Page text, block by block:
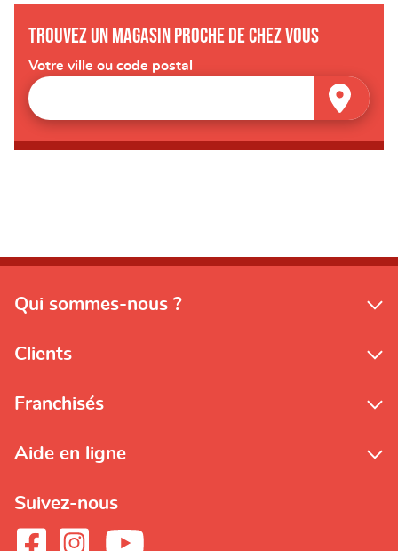
Trouvez un magasin proche de chez vous
Votre ville ou code postal
Qui sommes-nous ?
Clients
Franchisés
Aide en ligne
Suivez-nous